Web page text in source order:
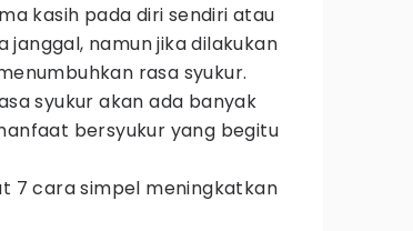
kasih pada diri sendiri atau
namun jika dilakukan
rasa syukur.
syukur akan ada banyak
bersyukur yang begitu
7 cara simpel meningkatkan